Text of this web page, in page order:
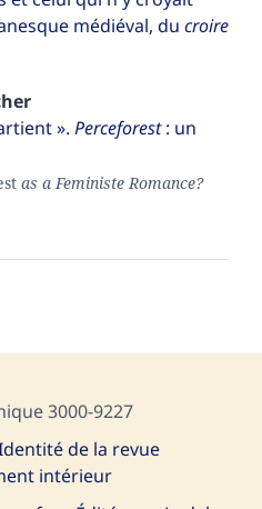
médiéval, du croire
». Perceforest: un
as a Feministe Romance?
3000-9227
dentité de la revue
intérieur